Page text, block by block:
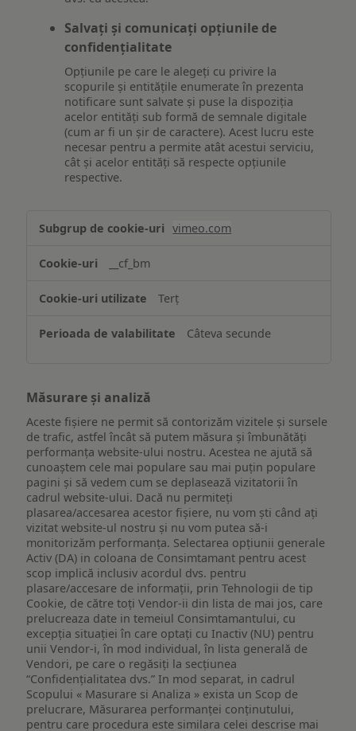
Salvați și comunicați opțiunile de
confidențialitate
Opțiunile pe care le alegeți cu privire la
scopurile și entitățile enumerate în prezenta
notificare sunt salvate și puse la dispoziția
acelor entități sub formă de semnale digitale
(cum ar fi un șir de caractere). Acest lucru este
necesar pentru a permite atât acestui serviciu,
cât și acelor entități să respecte opțiunile
respective.
Asigurarea
funcționalităților
website-
ului
vimeo.com
__cf_bm
Terț
Câteva secunde
Măsurare și analiză
Aceste fișiere ne permit să contorizăm vizitele și sursele
de trafic, astfel încât să putem măsura și îmbunătăți
performanța website-ului nostru. Acestea ne ajută să
cunoaștem cele mai populare sau mai puțin populare
pagini și să vedem cum se deplasează vizitatorii în
cadrul website-ului. Dacă nu permiteți
plasarea/accesarea acestor fișiere, nu vom ști când ați
vizitat website-ul nostru și nu vom putea să-i
monitorizăm performanța. Selectarea opțiunii generale
Activ (DA) in coloana de Consimtamant pentru acest
scop implică inclusiv acordul dvs. pentru
plasare/accesare de informații, prin Tehnologii de tip
Cookie, de către toți Vendor-ii din lista de mai jos, care
prelucreaza date in temeiul Consimtamantului, cu
excepția situației în care optați cu Inactiv (NU) pentru
unii Vendor-i, în mod individual, în lista generală de
Vendori, pe care o regăsiți la secțiunea
“Confidențialitatea dvs.” In mod separat, in cadrul
Scopului « Masurare si Analiza » exista un Scop de
prelucrare, Măsurarea performanței conținutului,
pentru care procedura este similara celei descrise mai